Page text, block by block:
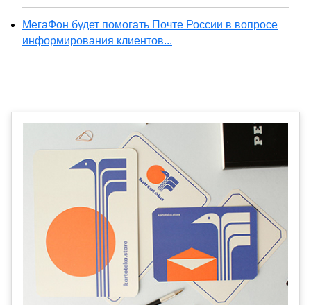
МегаФон будет помогать Почте России в вопросе
информирования клиентов...